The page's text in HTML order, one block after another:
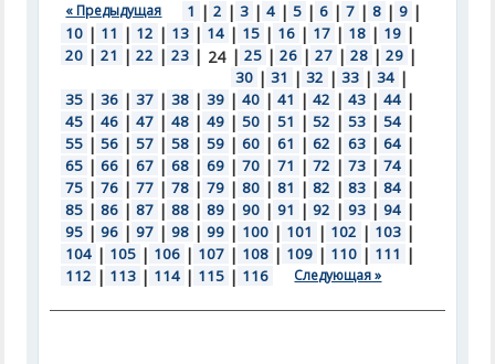
« Предыдущая 1 | 2 | 3 | 4 | 5 | 6 | 7 | 8 | 9 |
10 | 11 | 12 | 13 | 14 | 15 | 16 | 17 | 18 | 19 |
20 | 21 | 22 | 23 | 24 | 25 | 26 | 27 | 28 | 29 |
30 | 31 | 32 | 33 | 34 |
35 | 36 | 37 | 38 | 39 | 40 | 41 | 42 | 43 | 44 |
45 | 46 | 47 | 48 | 49 | 50 | 51 | 52 | 53 | 54 |
55 | 56 | 57 | 58 | 59 | 60 | 61 | 62 | 63 | 64 |
65 | 66 | 67 | 68 | 69 | 70 | 71 | 72 | 73 | 74 |
75 | 76 | 77 | 78 | 79 | 80 | 81 | 82 | 83 | 84 |
85 | 86 | 87 | 88 | 89 | 90 | 91 | 92 | 93 | 94 |
95 | 96 | 97 | 98 | 99 | 100 | 101 | 102 | 103 |
104 | 105 | 106 | 107 | 108 | 109 | 110 | 111 |
112 | 113 | 114 | 115 | 116 Следующая »